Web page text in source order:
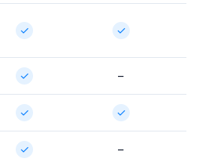
✓ ✓
✓ –
✓ ✓
✓ –